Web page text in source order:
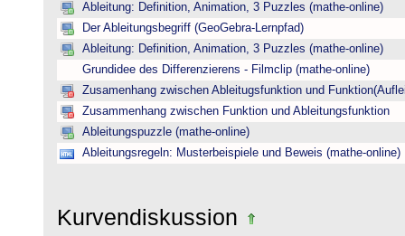
Ableitung: Definition, Animation, 3 Puzzles (mathe-online)
Der Ableitungsbegriff (GeoGebra-Lernpfad)
Ableitung: Definition, Animation, 3 Puzzles (mathe-online)
Grundidee des Differenzierens - Filmclip (mathe-online)
Zusamenhang zwischen Ableitugsfunktion und
Zusammenhang zwischen Funktion und Ableitungsfunktion
Ableitungspuzzle (mathe-online)
Ableitungsregeln: Musterbeispiele und Beweis (mathe-online)
Kurvendiskussion